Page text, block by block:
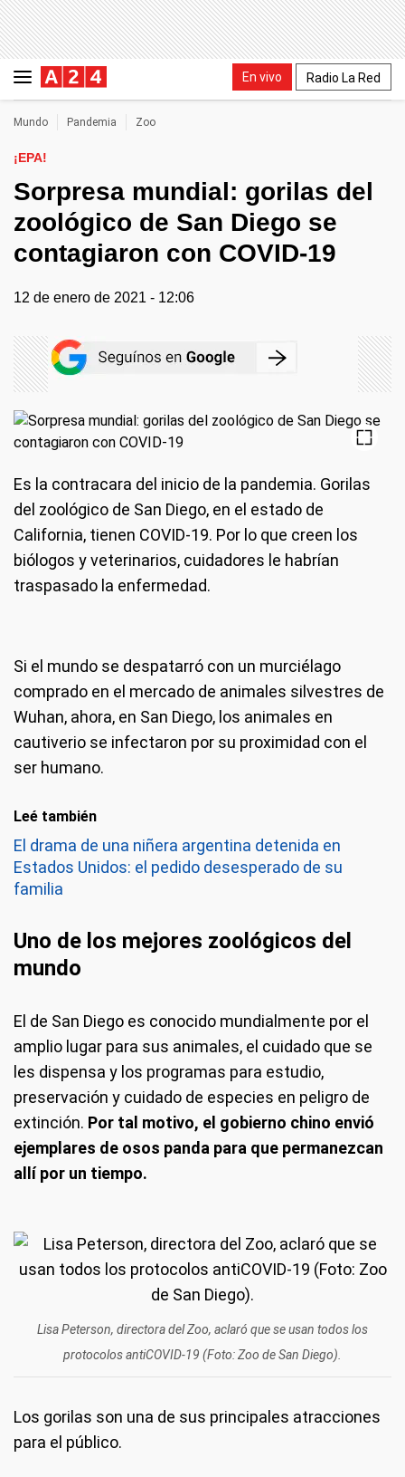
En vivo Radio La Red
Mundo Pandemia Zoo
¡EPA!
Sorpresa mundial: gorilas del
zoológico de San Diego se
contagiaron con COVID-19
12 de enero de 2021 - 12:06
Es la contracara del inicio de la pandemia. Gorilas
del zoológico de San Diego, en el estado de
California, tienen COVID-19. Por lo que creen los
biólogos y veterinarios, cuidadores le habrían
traspasado la enfermedad.
Si el mundo se despatarró con un murciélago
comprado en el mercado de animales silvestres de
Wuhan, ahora, en San Diego, los animales en
cautiverio se infectaron por su proximidad con el
ser humano.
Leé también
El drama de una niñera argentina detenida en
Estados Unidos: el pedido desesperado de su
familia
Uno de los mejores zoológicos del
mundo
El de San Diego es conocido mundialmente por el
amplio lugar para sus animales, el cuidado que se
les dispensa y los programas para estudio,
preservación y cuidado de especies en peligro de
extinción. Por tal motivo, el gobierno chino envió
ejemplares de osos panda para que permanezcan
allí por un tiempo.
Lisa Peterson, directora del Zoo, aclaró que se usan todos los
protocolos antiCOVID-19 (Foto: Zoo de San Diego).
Los gorilas son una de sus principales atracciones
para el público.